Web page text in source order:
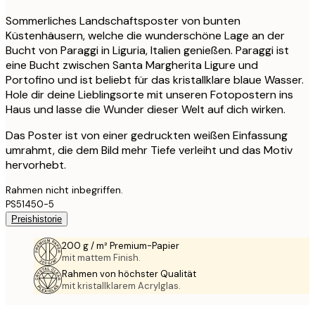
Sommerliches Landschaftsposter von bunten
Küstenhäusern, welche die wunderschöne Lage an der
Bucht von Paraggi in Liguria, Italien genießen. Paraggi ist
eine Bucht zwischen Santa Margherita Ligure und
Portofino und ist beliebt für das kristallklare blaue Wasser.
Hole dir deine Lieblingsorte mit unseren Fotopostern ins
Haus und lasse die Wunder dieser Welt auf dich wirken.
Das Poster ist von einer gedruckten weißen Einfassung
umrahmt, die dem Bild mehr Tiefe verleiht und das Motiv
hervorhebt.
Rahmen nicht inbegriffen.
PS51450-5
Preishistorie
200 g / m² Premium-Papier
mit mattem Finish.
Rahmen von höchster Qualität
mit kristallklarem Acrylglas.